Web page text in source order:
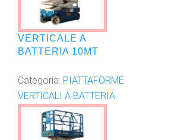
VERTICALE A
BATTERIA 10MT
Categoria: PIATTAFORME
VERTICALI A BATTERIA